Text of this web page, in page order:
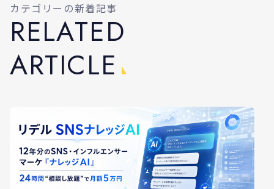
カテゴリーの新着記事
RELATED
ARTICLE